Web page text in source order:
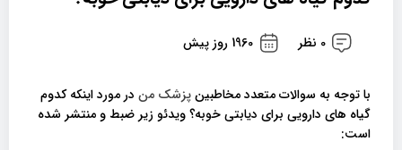
0 نظر 1960 روز پیش
با توجه به سوالات متعدد مخاطبینپزشک من در مورد اینکه کدوم
گیاه های دارویی برای دیابتی خوبه؟ ویدئو زیر ضبط و منتشر شده
است: